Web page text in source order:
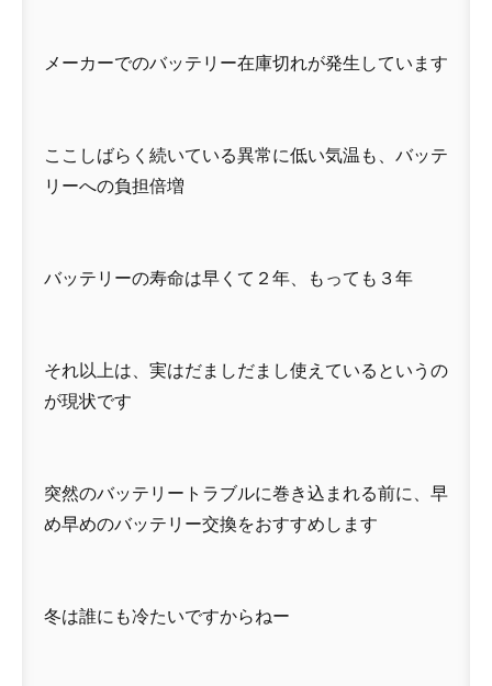
メーカーでのバッテリー在庫切れが発生しています
ここしばらく続いている異常に低い気温も、バッテ
リーへの負担倍増
バッテリーの寿命は早くて２年、もっても３年
それ以上は、実はだましだまし使えているというの
が現状です
突然のバッテリートラブルに巻き込まれる前に、早
め早めのバッテリー交換をおすすめします
冬は誰にも冷たいですからねー